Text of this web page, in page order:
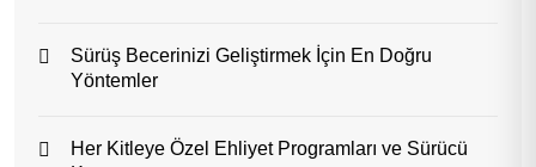
Sürüş Becerinizi Geliştirmek İçin En Doğru
Yöntemler
Her Kitleye Özel Ehliyet Programları ve Sürücü